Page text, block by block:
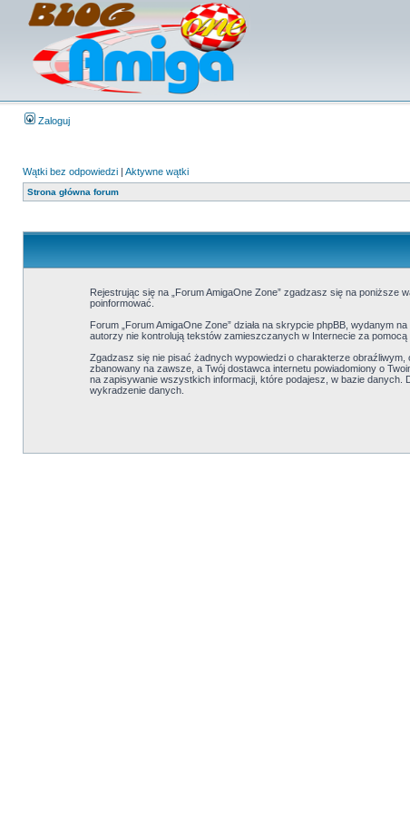
Zaloguj
Wątki bez odpowiedzi | Aktywne wątki
Strona główna forum
Rejestrując się na „Forum AmigaOne Zone” zgadzasz się na poniższe
poinformować.
Forum „Forum AmigaOne Zone” działa na skrypcie phpBB, wydanym na
autorzy nie kontrolują tekstów zamieszczanych w Internecie za
Zgadzasz się nie pisać żadnych wypowiedzi o charakterze
zbanowany na zawsze, a Twój dostawca internetu powiadomiony o
na zapisywanie wszystkich informacji, które podajesz, w bazie danych.
wykradzenie danych.